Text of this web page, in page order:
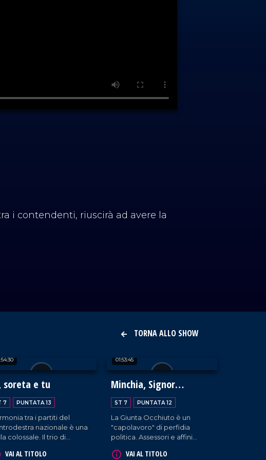
i contendenti, riuscirà ad avere la
TORNA ALLO SHOW
soreta e tu
7 PUNTATA 13
tra i partiti del
nazionale è una
colossale. Il trio di
Giorgia intima a Forza
VAI AL TITOLO
01:53:45
Minchia, Signor
Tenente!
ST 7 PUNTATA 12
La Giunta Occhiuto è un
"capolavoro" di perfidia
politica. Assessori e affini
coppe quando la briscola è a
VAI AL TITOLO